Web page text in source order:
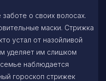
о своих волосах.
маски. Стрижка
устал от назойливой
уделяет им слишком
наблюдается
гороскоп стрижек